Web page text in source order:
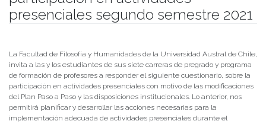
presenciales segundo semestre 2021
La Facultad de Filosofía y Humanidades de la Universidad Austral de Chile,
invita a las y los estudiantes de sus siete carreras de pregrado y programa
de formación de profesores a responder el siguiente cuestionario, sobre la
participación en actividades presenciales con motivo de las modificaciones
del Plan Paso a Paso y las disposiciones institucionales. Lo anterior, nos
permitirá planificar y desarrollar las acciones necesarias para la
implementación adecuada de actividades presenciales durante el